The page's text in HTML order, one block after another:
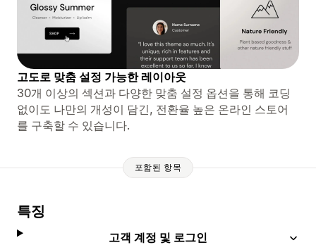
고도로 맞춤 설정 가능한 레이아웃
30개 이상의 섹션과 다양한 맞춤 설정 옵션을 통해 코딩
없이도 나만의 개성이 담긴, 전환율 높은 온라인 스토어
를 구축할 수 있습니다.
포함된 항목
특징
고객 계정 및 로그인